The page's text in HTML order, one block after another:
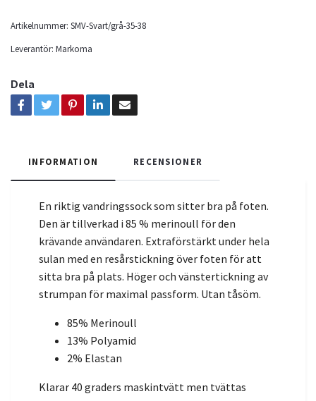
Artikelnummer: SMV-Svart/grå-35-38
Leverantör: Markoma
Dela
INFORMATION RECENSIONER
En riktig vandringssock som sitter bra på foten.
Den är tillverkad i 85 % merinoull för den
krävande användaren. Extraförstärkt under hela
sulan med en resårstickning över foten för att
sitta bra på plats. Höger och vänstertickning av
strumpan för maximal passform. Utan tåsöm.
85% Merinoull
13% Polyamid
2% Elastan
Klarar 40 graders maskintvätt men tvättas